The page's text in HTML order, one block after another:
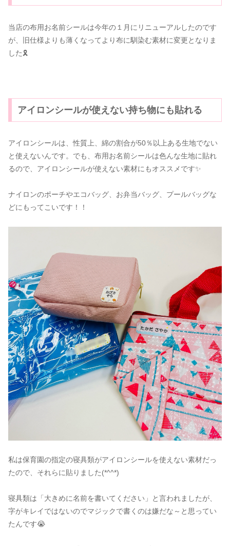
当店の布用お名前シールは今年の１月にリニューアルしたのです
が、旧仕様よりも薄くなってより布に馴染む素材に変更となりま
した🎗️
アイロンシールが使えない持ち物にも貼れる
アイロンシールは、性質上、綿の割合が50％以上ある生地でない
と使えないんです。でも、布用お名前シールは色んな生地に貼れ
るので、アイロンシールが使えない素材にもオススメです✨️
ナイロンのポーチやエコバッグ、お弁当バッグ、プールバッグな
どにもってこいです！！
私は保育園の指定の寝具類がアイロンシールを使えない素材だっ
たので、それらに貼りました(*^^*)
寝具類は「大きめに名前を書いてください」と言われましたが、
字がキレイではないのでマジックで書くのは嫌だな～と思ってい
たんです😭